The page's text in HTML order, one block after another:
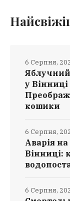
у Вінниці
кошики
6 Серпня,
Аварія на
Вінниці:
6 Серпня,
6 Серпня,